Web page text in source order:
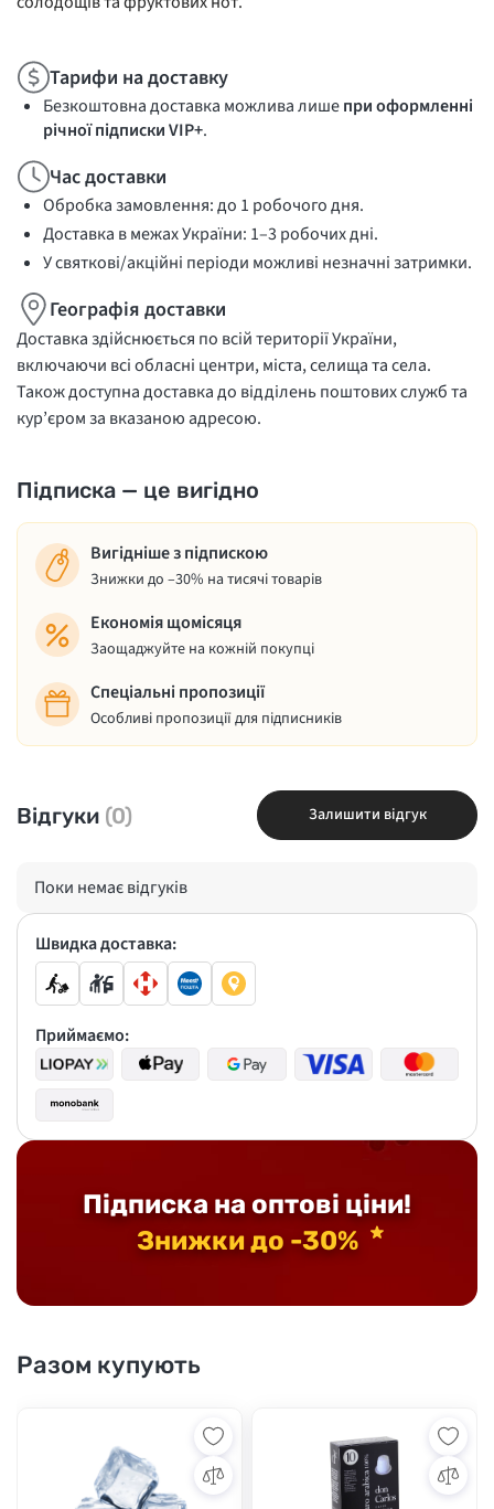
Тарифи на доставку
Безкоштовна доставка можлива лишепри оформленні
річної підписки VIP+.
Час доставки
Обробка замовлення: до 1 робочого дня.
Доставка в межах України: 1–3 робочих дні.
У святкові/акційні періоди можливі незначні затримки.
Географія доставки
Доставка здійснюється по всій території України,
включаючи всі обласні центри, міста, селища та села.
Також доступна доставка до відділень поштових служб та
кур’єром за вказаною адресою.
Підписка — це вигідно
Вигідніше з підпискою
Знижки до –30% на тисячі товарів
Економія щомісяця
Заощаджуйте на кожній покупці
Спеціальні пропозиції
Особливі пропозиції для підписників
Відгуки (0) Залишити відгук
Поки немає відгуків
Підписка на оптові ціни!
Знижки до -30%
Швидка доставка:
Приймаємо:
Разом купують